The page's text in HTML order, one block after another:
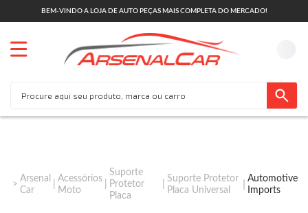
BEM-VINDO A LOJA DE AUTO PEÇAS MAIS COMPLETA DO MERCADO!
Arsenal
Car
Acessórios
Moto
Suporte
Protetor
Placa
Suporte Protetor
Placa Universal
Automotive
Imports